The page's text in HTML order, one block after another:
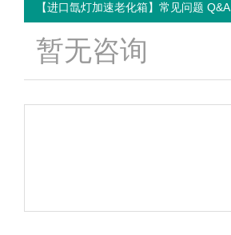
【进口氙灯加速老化箱】常见问题 Q&A
暂无咨询